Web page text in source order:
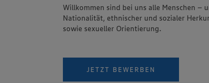
Willkommen sind bei uns alle Menschen –
Nationalität, ethnischer und sozialer
sowie sexueller Orientierung.
JETZT BEWERBEN